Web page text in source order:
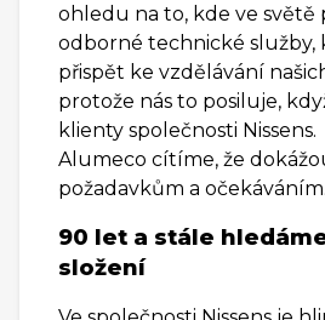
ohledu na to, kde ve světě
odborné technické služby,
přispět ke vzdělávání
protože nás to posiluje,
klienty společnosti
Alumeco cítíme, že
požadavkům a očekáváním.
90 let a stále
složení